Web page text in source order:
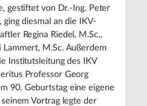
gestiftet von Dr.-Ing. Peter
ging diesmal an die IKV-
Regina Riedel, M.Sc.,
Lammert, M.Sc. Außerdem
Institutsleitung des IKV
Professor Georg
90. Geburtstag eine eigene
seinem Vortrag legte der